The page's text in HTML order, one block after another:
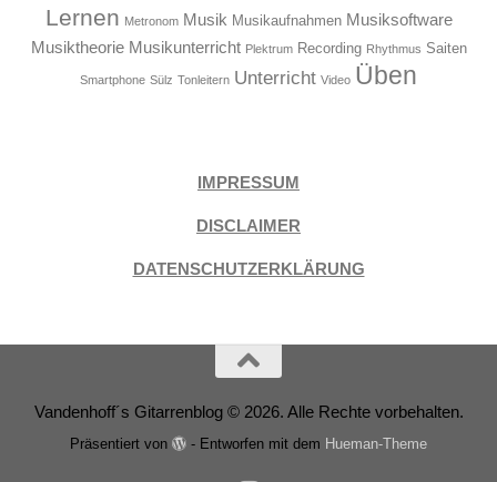
Lernen Metronom Musik Musikaufnahmen Musiksoftware
Musiktheorie Musikunterricht Plektrum Recording Rhythmus Saiten
Smartphone Sülz Tonleitern Unterricht Video Üben
IMPRESSUM
DISCLAIMER
DATENSCHUTZERKLÄRUNG
Vandenhoff´s Gitarrenblog © 2026. Alle Rechte vorbehalten.
Präsentiert von - Entworfen mit dem Hueman-Theme